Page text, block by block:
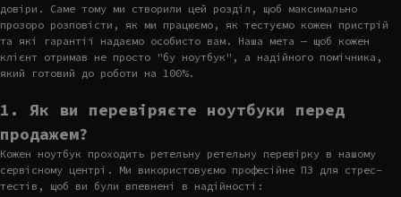
довіри. Саме тому ми створили цей розділ, щоб максимально
прозоро розповісти, як ми працюємо, як тестуємо кожен пристрій
та які гарантії надаємо особисто вам. Наша мета — щоб кожен
клієнт отримав не просто "бу ноутбук", а надійного помічника,
який готовий до роботи на 100%.
1. Як ви перевіряєте ноутбуки перед
продажем?
Кожен ноутбук проходить ретельну ретельну перевірку в нашому
сервісному центрі. Ми використовуємо професійне ПЗ для стрес-
тестів, щоб ви були впевнені в надійності: